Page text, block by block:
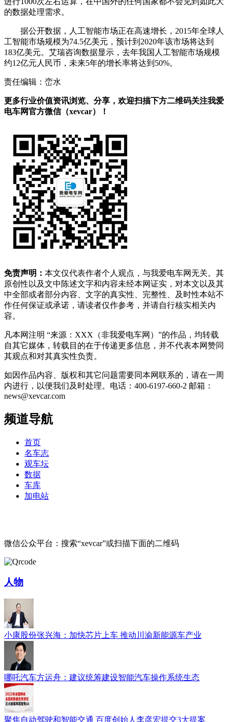
的数据处理需求。
据公开数据，人工智能市场正在高速增长，2015年全球人
工智能市场规模为74.5亿美元，预计到2020年该市场将达到
183亿美元。艾瑞咨询数据显示，去年我国人工智能市场规模
约12亿元人民币，未来5年的增长率将达到50%。
责任编辑：峦水
更多行业价值资讯浏览、分享，欢迎扫描下方二维码关注我爱
电车网官方微信（xevcar）！
免责声明： 本文仅代表作者个人观点，与我爱电车网无关。其
原创性以及文中陈述文字和内容未经本网证实，对本文以及其
中全部或者部分内容、文字的真实性、完整性、及时性本站不
作任何保证或承诺，请读者仅作参考，并请自行核实相关内
容。
凡本网注明 “来源：XXX（非我爱电车网）”的作品，均转载
自其它媒体，转载目的在于传递更多信息，并不代表本网赞同
其观点和对其真实性负责。
如因作品内容、版权和其它问题需要同本网联系的，请在一周
内进行，以便我们及时处理。电话：400-6197-660-2 邮箱：
news@xevcar.com
频道导航
首页
名车志
观车坛
数据
车库
加电站
微信公众平台：搜索“xevcar”或扫描下面的二维码
人物
小康股份张兴海：加快芯片上车 推动川渝新能源车产业
哪吒汽车方运舟：建议统筹建设智能汽车操作系统生态
聚焦自动驾驶和智能交通 百度创始人李彦宏提交3大提案